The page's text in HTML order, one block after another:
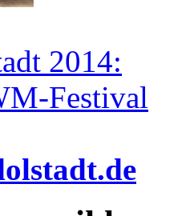
2014:
Festival